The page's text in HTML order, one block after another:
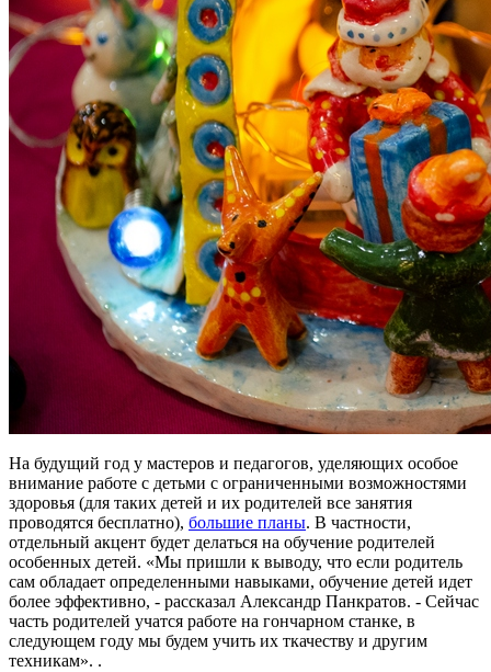
На будущий год у мастеров и педагогов, уделяющих особое
внимание работе с детьми с ограниченными возможностями
здоровья (для таких детей и их родителей все занятия
проводятся бесплатно), большие планы. В частности,
отдельный акцент будет делаться на обучение родителей
особенных детей. «Мы пришли к выводу, что если родитель
сам обладает определенными навыками, обучение детей идет
более эффективно, - рассказал Александр Панкратов. - Сейчас
часть родителей учатся работе на гончарном станке, в
следующем году мы будем учить их ткачеству и другим
техникам». .